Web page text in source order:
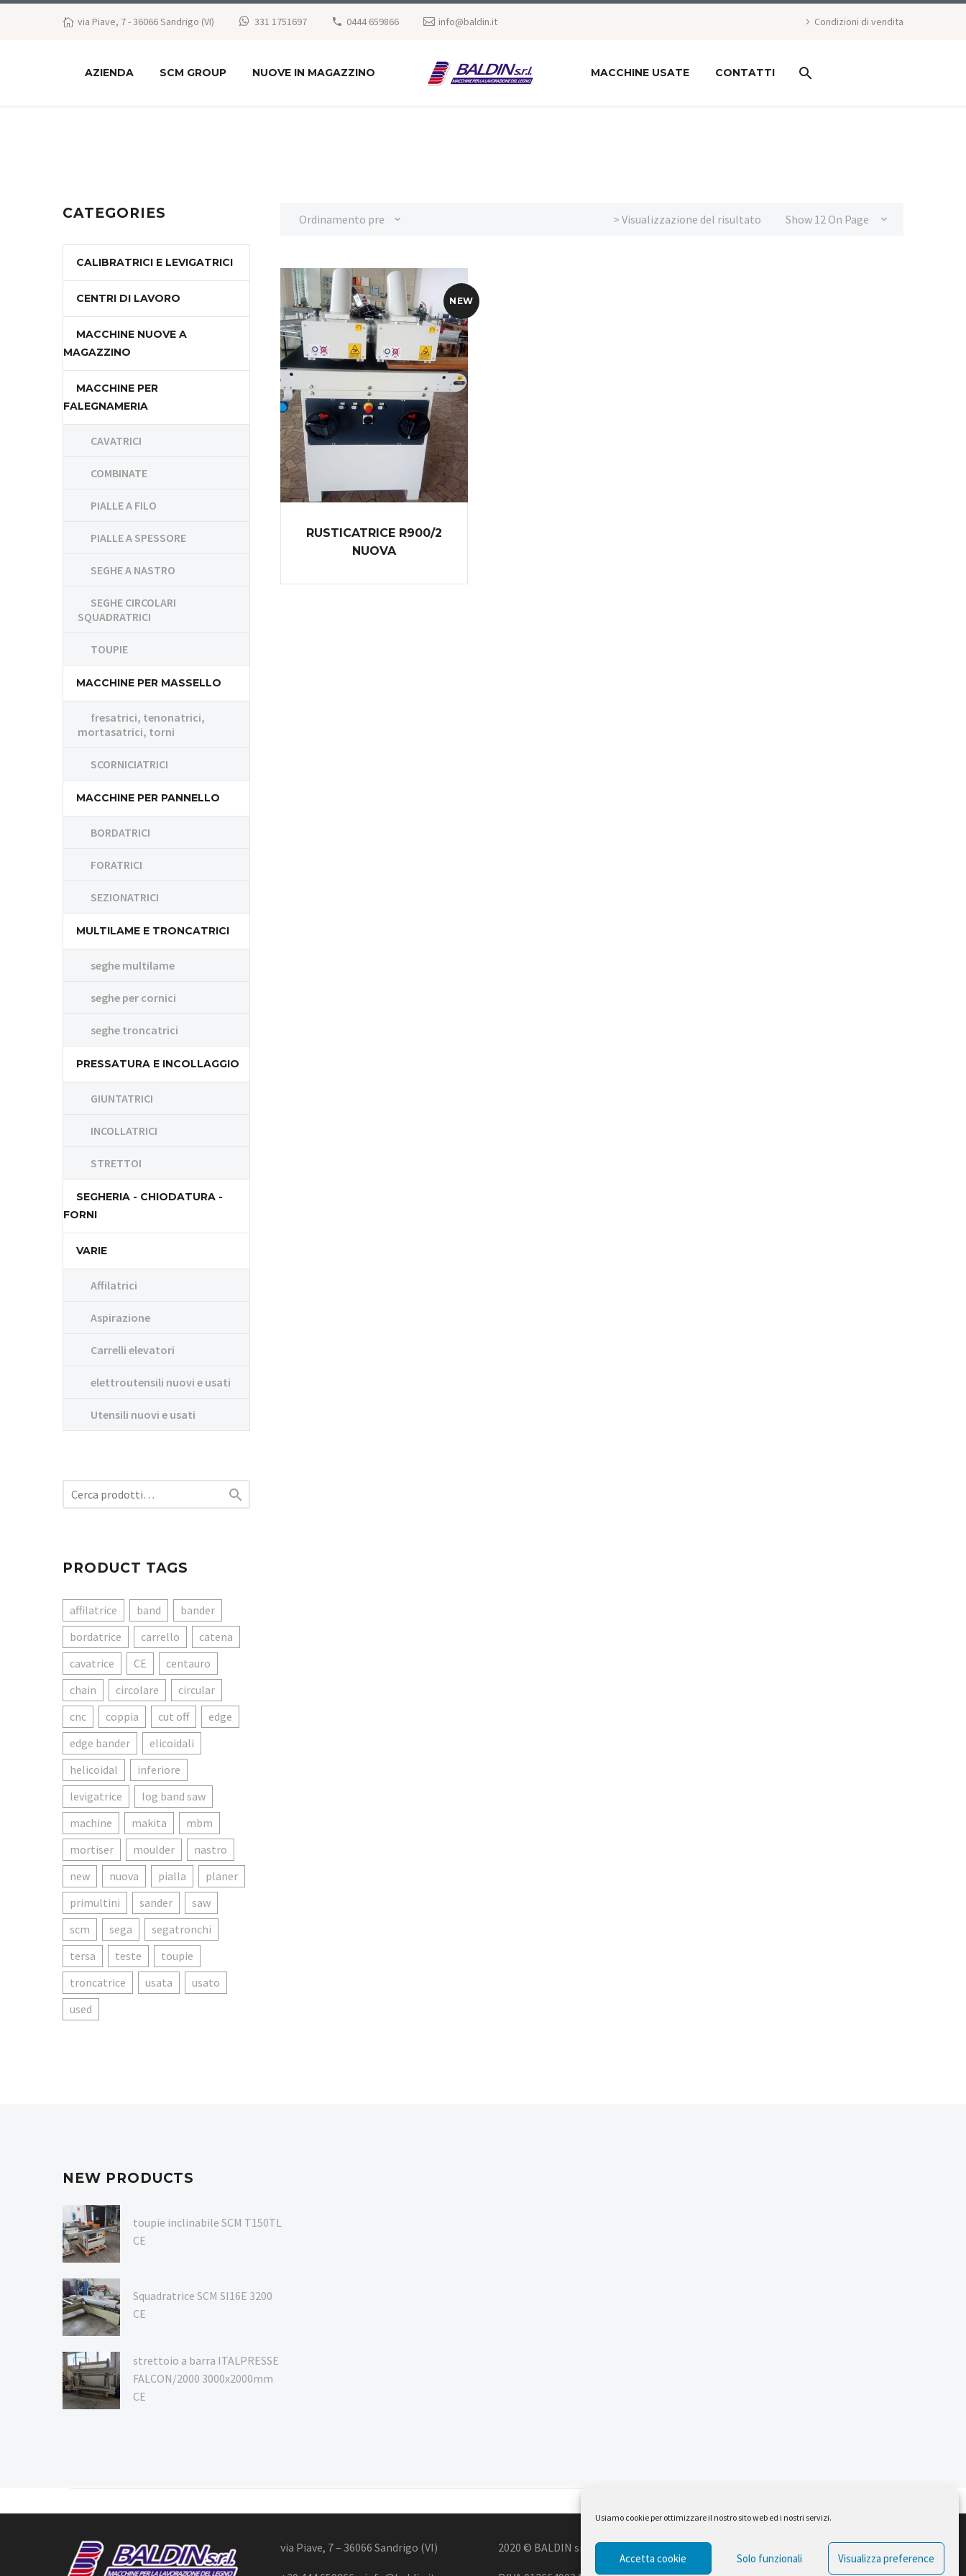
Usiamo cookie per ottimizzare il nostro sito web ed i nostri servizi.
Accetta cookie Solo funzionali Visualizza preference
via Piave, 7 - 36066 Sandrigo (VI) 331 1751697 0444 659866 info@baldin.it Condizioni di vendita
AZIENDA SCM GROUP NUOVE IN MAGAZZINO MACCHINE USATE CONTATTI
Ordinamento predefinito Show 12 On Page
> Visualizzazione del risultato
NEW
RUSTICATRICE R900/2
NUOVA
CATEGORIES
CALIBRATRICI E LEVIGATRICI
CENTRI DI LAVORO
MACCHINE NUOVE A
MAGAZZINO
MACCHINE PER
FALEGNAMERIA
CAVATRICI
COMBINATE
PIALLE A FILO
PIALLE A SPESSORE
SEGHE A NASTRO
SEGHE CIRCOLARI
SQUADRATRICI
TOUPIE
MACCHINE PER MASSELLO
fresatrici, tenonatrici,
mortasatrici, torni
SCORNICIATRICI
MACCHINE PER PANNELLO
BORDATRICI
FORATRICI
SEZIONATRICI
MULTILAME E TRONCATRICI
seghe multilame
seghe per cornici
seghe troncatrici
PRESSATURA E INCOLLAGGIO
GIUNTATRICI
INCOLLATRICI
STRETTOI
SEGHERIA - CHIODATURA -
FORNI
VARIE
Affilatrici
Aspirazione
Carrelli elevatori
elettroutensili nuovi e usati
Utensili nuovi e usati

PRODUCT TAGS
affilatrice band
bander
bordatrice
carrello
catena
cavatrice
CE
centauro
chain
circolare
circular
cnc
coppia cut off
edge
edge bander
elicoidali
helicoidal
inferiore
levigatrice
log band saw
machine
makita
mbm
mortiser
moulder
nastro
new
nuova pialla
planer
primultini
sander
saw
scm
sega
segatronchi
tersa
teste
toupie
troncatrice
usata
usato
used
NEW PRODUCTS
toupie inclinabile SCM T150TL
CE
Squadratrice SCM SI16E 3200
CE
strettoio a barra ITALPRESSE
FALCON/2000 3000x2000mm
CE
via Piave, 7 – 36066 Sandrigo (VI) 2020 © BALDIN srl Design by Ferruccio Lindaver